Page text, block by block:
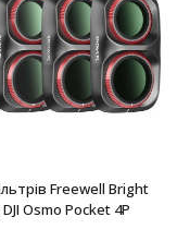
Freewell Bright
Osmo Pocket 4P